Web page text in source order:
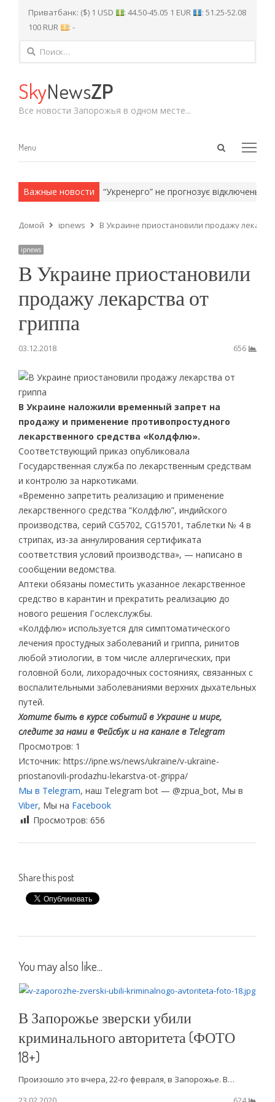
Приватбанк: ($) 1 USD : 44.50-45.05 1 EUR
: 51.25-52.08
100 RUR
: -
Найти:
SkyNewsZP
Все новости Запорожья в одном месте...
Open
Menu
Menu
Важные новости
армейские методы. “Укренерго” не прогнозує відключень
Домой ipnews В Украине приостановили продажу
ipnews
В Украине приостановили
продажу лекарства от
гриппа
03.12.2018 656
В Украине наложили временный запрет на
продажу и применение противопростудного
лекарственного средства «Колдфлю».
Соответствующий приказ опубликовала
Государственная служба по лекарственным средствам
и контролю за наркотиками.
«Временно запретить реализацию и применение
лекарственного средства “Колдфлю”, индийского
производства, серий CG5702, CG15701, таблетки № 4 в
стрипах, из-за аннулирования сертификата
соответствия условий производства», — написано в
сообщении ведомства.
Аптеки обязаны поместить указанное лекарственное
средство в карантин и прекратить реализацию до
нового решения Гослекслужбы.
«Колдфлю» используется для симптоматического
лечения простудных заболеваний и гриппа, ринитов
любой этиологии, в том числе аллергических, при
головной боли, лихорадочных состояниях, связанных с
воспалительными заболеваниями верхних дыхательных
путей.
Хотите быть в курсе событий в Украине и мире,
следите за нами в Фейсбук и на канале в Telegram
Просмотров: 1
Источник: https://ipne.ws/news/ukraine/v-ukraine-
priostanovili-prodazhu-lekarstva-ot-grippa/
Мы в Telegram, наш Telegram bot — @zpua_bot, Мы в
Viber, Мы на Facebook
Просмотров: 656
Share this post
You may also like...
В Запорожье зверски убили
криминального авторитета (ФОТО
18+)
Произошло это вчера, 22-го февраля, в Запорожье. В…